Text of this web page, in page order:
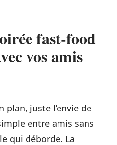
fast-food
vos amis
plan, juste l’envie de
entre amis sans
qui déborde. La